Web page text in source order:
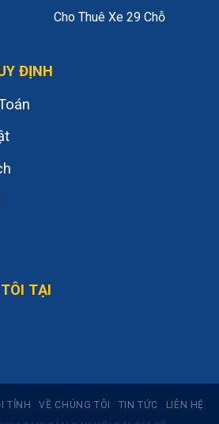
Cho Thuê Xe 29 Chỗ
ĐỊNH
TẠI
TỈNH VỀ CHÚNG TÔI TIN TỨC LIÊN HỆ